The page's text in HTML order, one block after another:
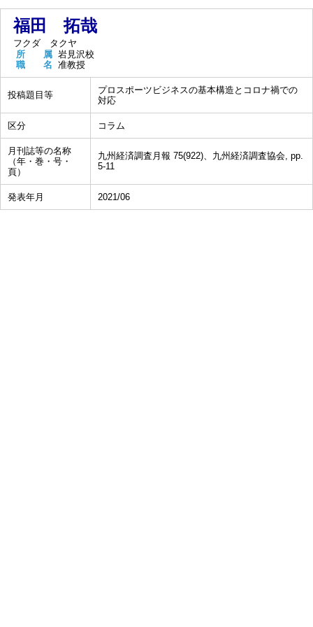
福田 拓哉
フクダ タクヤ
所 属 岩見沢校
職 名 准教授
投稿題目等
プロスポーツビジネスの基本構造とコロナ禍での
対応
区分 コラム
月刊誌等の名称
（年・巻・号・
頁）
九州経済調査月報 75(922)、九州経済調査協会, pp.
5-11
発表年月 2021/06